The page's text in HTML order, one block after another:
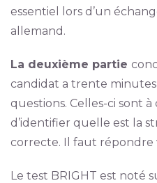
essentiel lors d’un
allemand.
La deuxième partie
candidat a trente
questions. Celles-ci sont
d’identifier quelle est la
correcte. Il faut répondre
Le test BRIGHT est noté